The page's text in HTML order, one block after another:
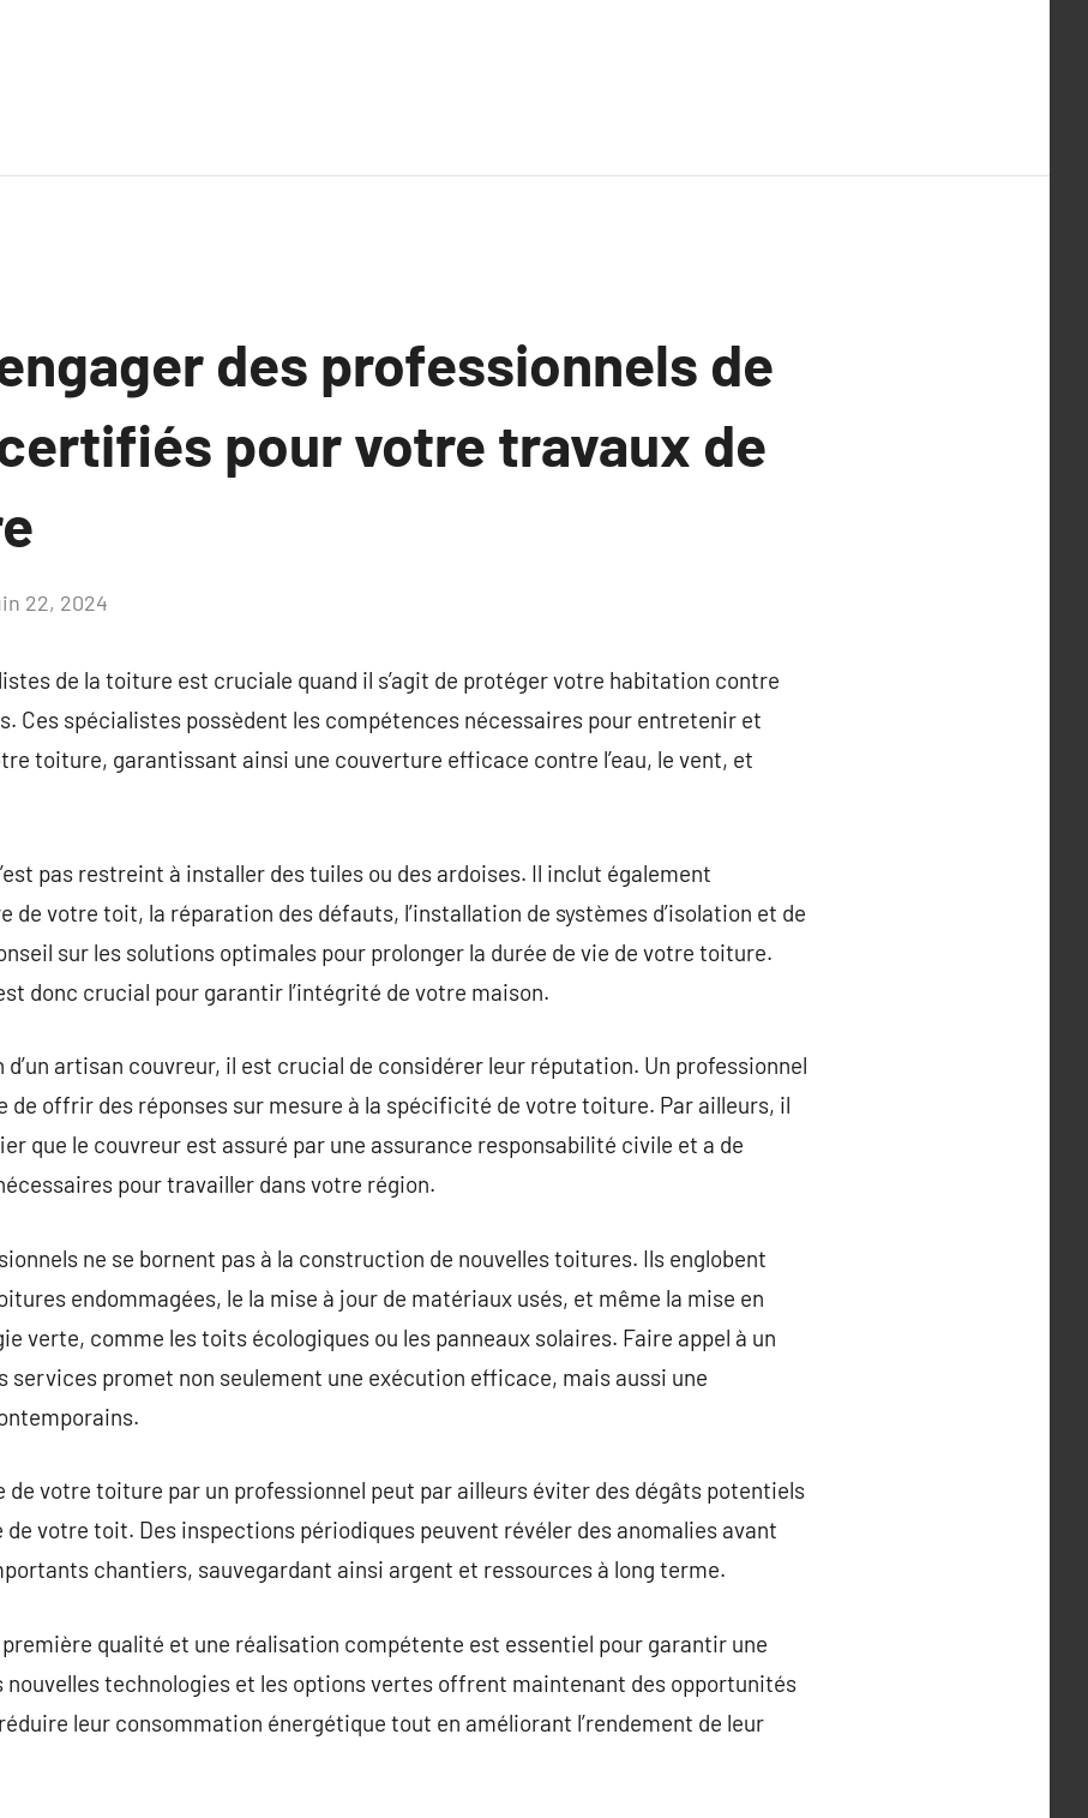
des professionnels de
pour votre travaux de
22, 2024
de la toiture est cruciale quand il s’agit de protéger votre habitation contre
Ces spécialistes possèdent les compétences nécessaires pour entretenir et
toiture, garantissant ainsi une couverture efficace contre l’eau, le vent, et
pas restreint à installer des tuiles ou des ardoises. Il inclut également
de votre toit, la réparation des défauts, l’installation de systèmes d’isolation et de
sur les solutions optimales pour prolonger la durée de vie de votre toiture.
donc crucial pour garantir l’intégrité de votre maison.
artisan couvreur, il est crucial de considérer leur réputation. Un professionnel
de offrir des réponses sur mesure à la spécificité de votre toiture. Par ailleurs, il
que le couvreur est assuré par une assurance responsabilité civile et a de
pour travailler dans votre région.
ne se bornent pas à la construction de nouvelles toitures. Ils englobent
endommagées, le la mise à jour de matériaux usés, et même la mise en
verte, comme les toits écologiques ou les panneaux solaires. Faire appel à un
services promet non seulement une exécution efficace, mais aussi une
votre toiture par un professionnel peut par ailleurs éviter des dégâts potentiels
votre toit. Des inspections périodiques peuvent révéler des anomalies avant
chantiers, sauvegardant ainsi argent et ressources à long terme.
qualité et une réalisation compétente est essentiel pour garantir une
nouvelles technologies et les options vertes offrent maintenant des opportunités
leur consommation énergétique tout en améliorant l’rendement de leur